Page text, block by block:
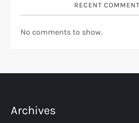
RECENT
No comments to show.
Archives